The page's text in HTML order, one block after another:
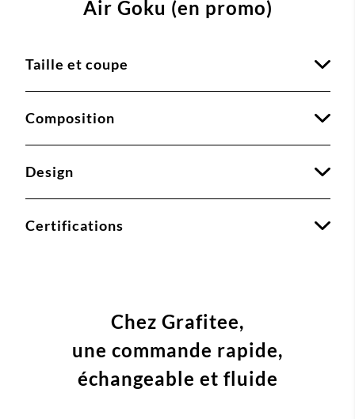
Air Goku (en promo)
Taille et coupe
Composition
Design
Certifications
Chez Grafitee,
une commande rapide,
échangeable et fluide